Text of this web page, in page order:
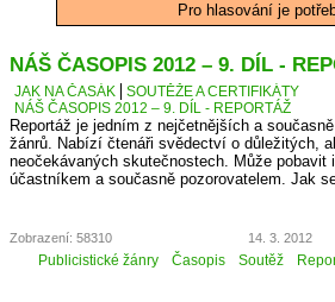
Pro hlasování je
NÁŠ ČASOPIS 2012 – 9. DÍL -
JAK NA ČASÁK
SOUTĚŽE A CERTIFIKÁTY
NÁŠ ČASOPIS 2012 – 9. DÍL - REPORTÁŽ
Reportáž je jedním z nejčetnějších a
žánrů. Nabízí čtenáři svědectví o důležitých,
neočekávaných skutečnostech. Může pobavit
účastníkem a současně pozorovatelem. Jak
Zobrazení: 58310 14. 3. 2012
Publicistické žánry Časopis Soutěž